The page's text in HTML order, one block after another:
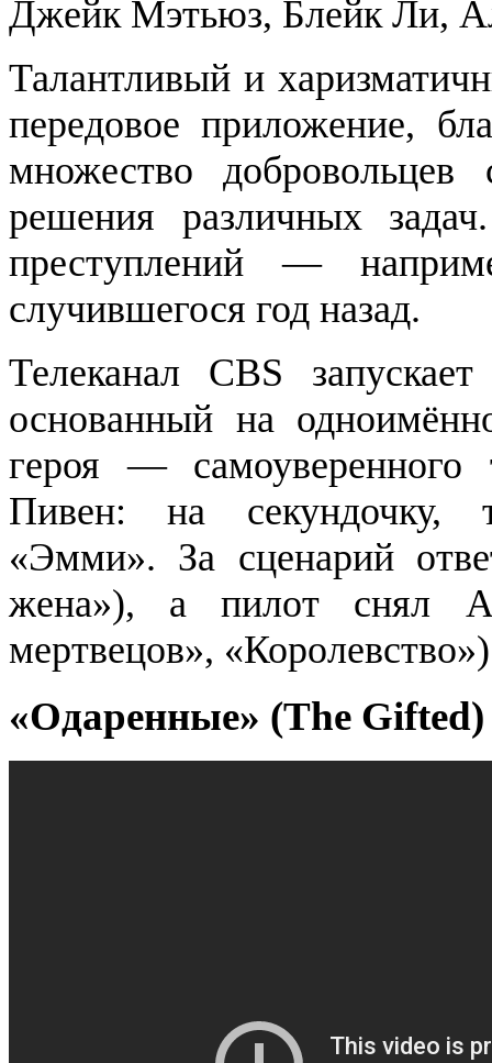
Джейк Мэтьюз, Блейк Ли,
Талантливый и
передовое приложение,
множество
решения различных
преступлений —
случившегося год назад.
Телеканал CBS
основанный на
героя —
Пивен: на секундочку,
«Эмми». За сценарий
жена»), а пилот снял
мертвецов»,
«Одаренные» (The Gifted)